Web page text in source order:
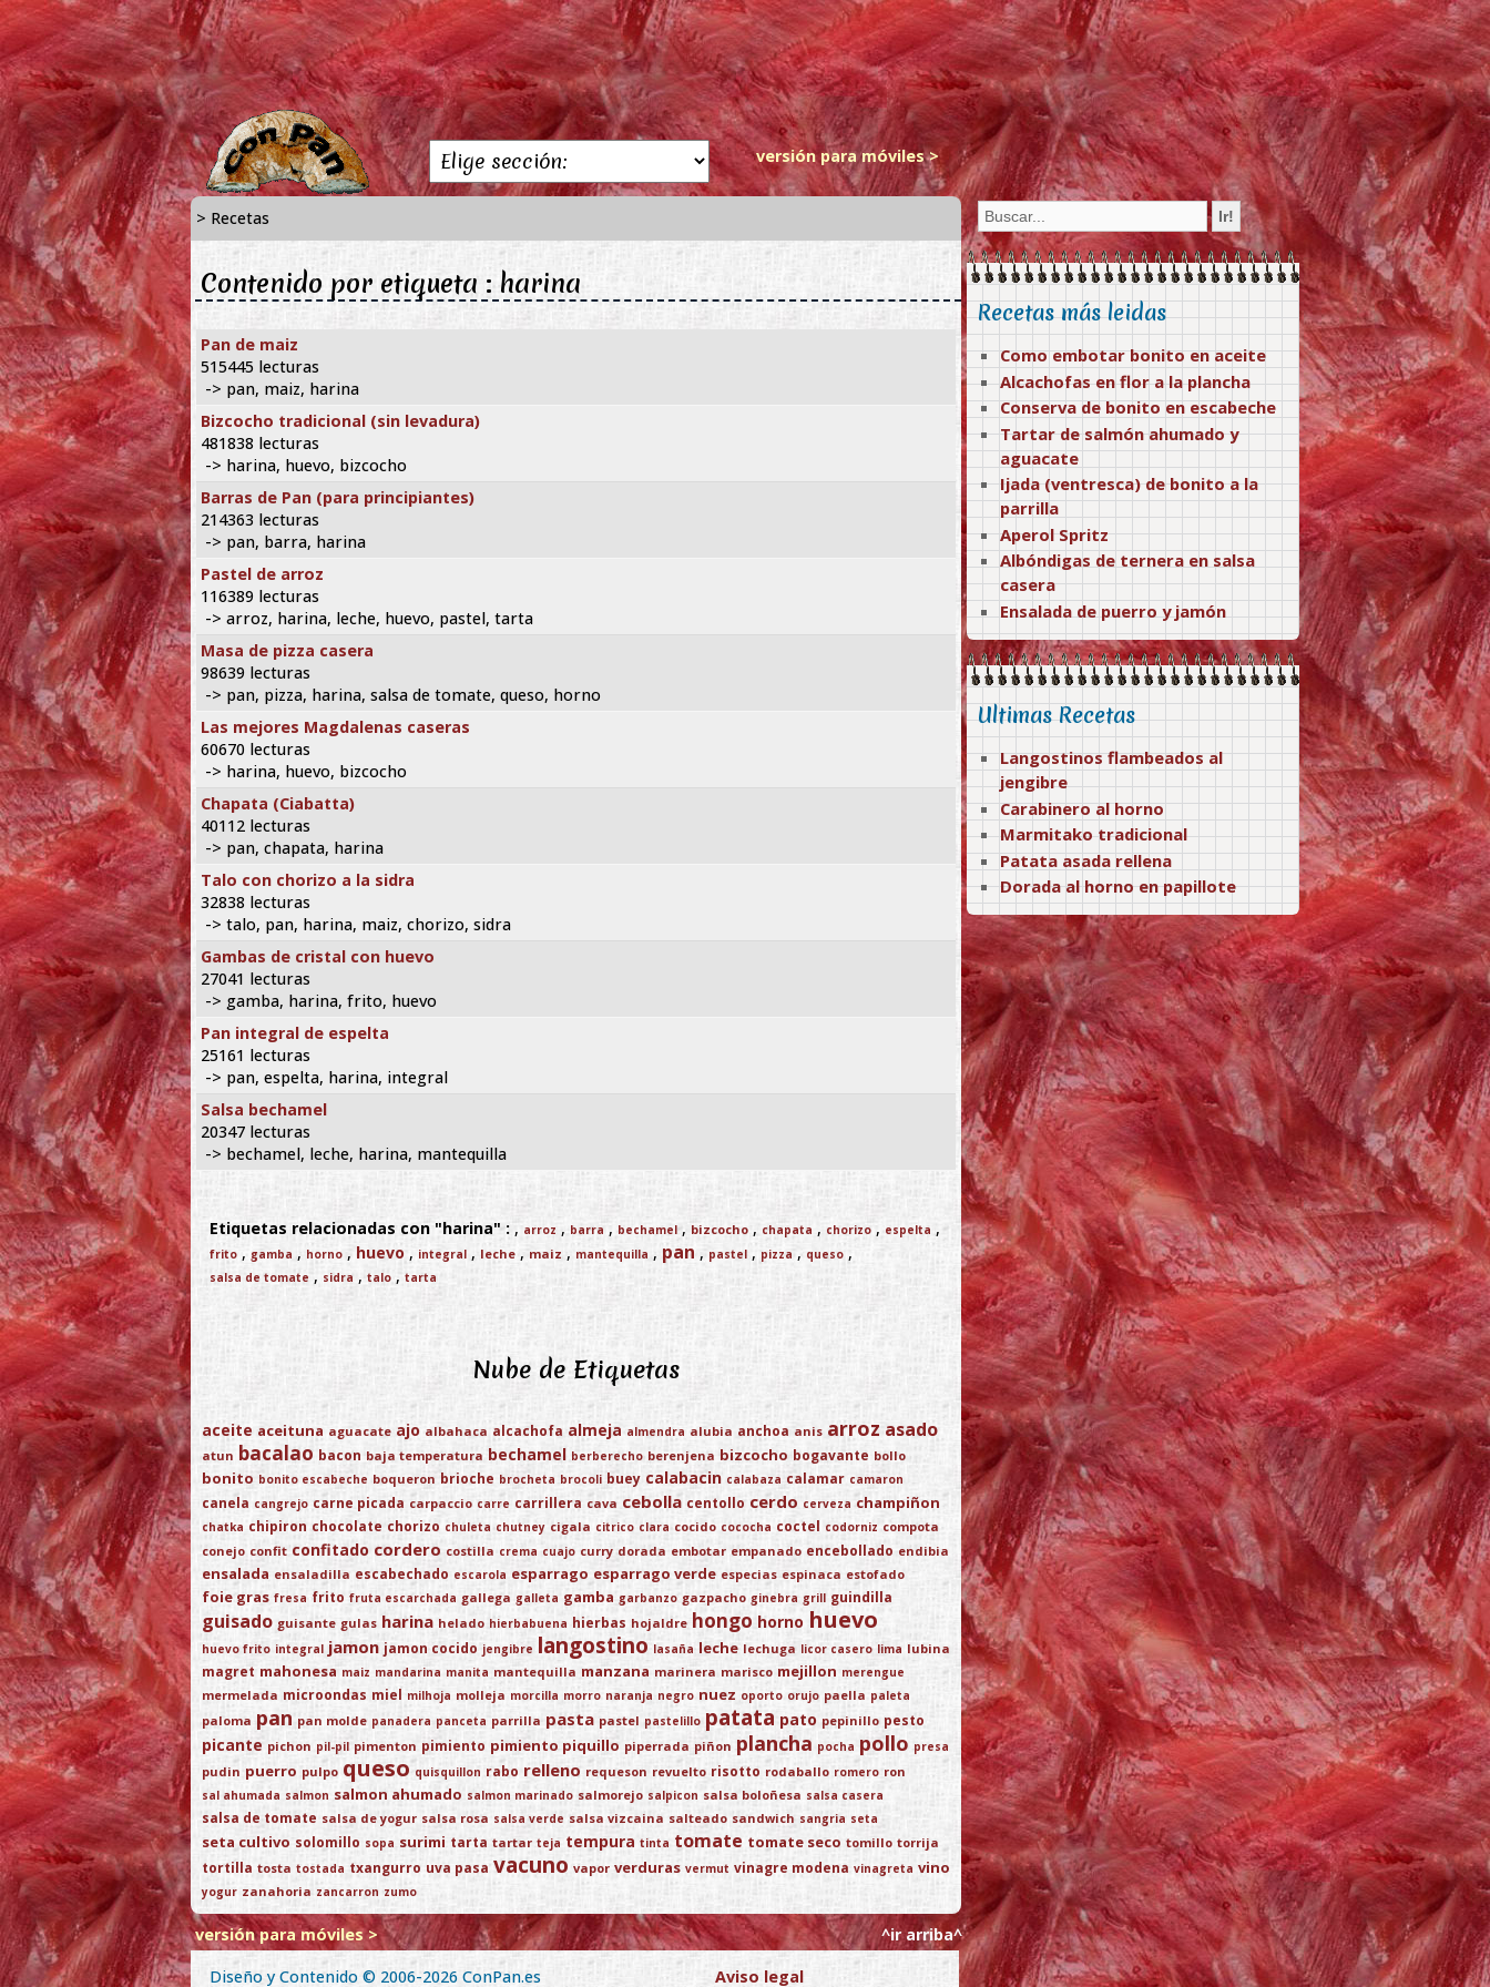
versión para móviles >
> Recetas
Contenido por etiqueta : harina
Pan de maiz
515445 lecturas
-> pan, maiz, harina
Bizcocho tradicional (sin levadura)
481838 lecturas
-> harina, huevo, bizcocho
Barras de Pan (para principiantes)
214363 lecturas
-> pan, barra, harina
Pastel de arroz
116389 lecturas
-> arroz, harina, leche, huevo, pastel, tarta
Masa de pizza casera
98639 lecturas
-> pan, pizza, harina, salsa de tomate, queso, horno
Las mejores Magdalenas caseras
60670 lecturas
-> harina, huevo, bizcocho
Chapata (Ciabatta)
40112 lecturas
-> pan, chapata, harina
Talo con chorizo a la sidra
32838 lecturas
-> talo, pan, harina, maiz, chorizo, sidra
Gambas de cristal con huevo
27041 lecturas
-> gamba, harina, frito, huevo
Pan integral de espelta
25161 lecturas
-> pan, espelta, harina, integral
Salsa bechamel
20347 lecturas
-> bechamel, leche, harina, mantequilla
Etiquetas relacionadas con "harina" : , arroz , barra , bechamel, bizcocho , chapata , chorizo, espelta ,
frito , gamba , horno , huevo , integral , leche , maiz , mantequilla , pan , pastel , pizza , queso ,
salsa de tomate , sidra ,talo ,tarta
Nube de Etiquetas
aceite aceituna aguacate ajo albahaca alcachofa almeja almendra alubia anchoa anis arroz asado
atun bacalao bacon baja temperatura bechamel berberecho berenjena bizcocho bogavante bollo
bonito bonito escabeche boqueron brioche brocheta brocoli buey calabacin calabaza calamar camaron
canela cangrejo carne picada carpaccio carre carrillera cava cebolla centollo cerdo cerveza champiñon
chatka chipiron chocolate chorizo chuleta chutney cigala citrico clara cocido cococha coctel codorniz compota
conejo confit confitado cordero costilla crema cuajo curry dorada embotar empanado encebollado endibia
ensalada ensaladilla escabechado escarola esparrago esparrago verde especias espinaca estofado
foie gras fresa frito fruta escarchada gallega galleta gamba garbanzo gazpacho ginebra grill guindilla
guisado guisante gulas harina helado hierbabuena hierbas hojaldre hongo horno huevo
huevo frito integral jamon jamon cocido jengibre langostino lasaña leche lechuga licor casero lima lubina
magret mahonesa maiz mandarina manita mantequilla manzana marinera marisco mejillon merengue
mermelada microondas miel milhoja molleja morcilla morro naranja negro nuez oporto orujo paella paleta
paloma pan pan molde panadera panceta parrilla pasta pastel pastelillo patata pato pepinillo pesto
picante pichon pil-pil pimenton pimiento pimiento piquillo piperrada piñon plancha pocha pollo presa
pudin puerro pulpo queso quisquillon rabo relleno requeson revuelto risotto rodaballo romero ron
sal ahumada salmon salmon ahumado salmon marinado salmorejo salpicon salsa boloñesa salsa casera
salsa de tomate salsa de yogur salsa rosa salsa verde salsa vizcaina salteado sandwich sangria seta
seta cultivo solomillo sopa surimi tarta tartar teja tempura tinta tomate tomate seco tomillo torrija
tortilla tosta tostada txangurro uva pasa vacuno vapor verduras vermut vinagre modena vinagreta vino
yogur zanahoria zancarron zumo
versión para móviles >
^ir arriba^
Diseño y Contenido © 2006-2026 ConPan.es Aviso legal
Recetas más leidas
Como embotar bonito en aceite
Alcachofas en flor a la plancha
Conserva de bonito en escabeche
Tartar de salmón ahumado y
aguacate
Ijada (ventresca) de bonito a la
parrilla
Aperol Spritz
Albóndigas de ternera en salsa
casera
Ensalada de puerro y jamón
Ultimas Recetas
Langostinos flambeados al
jengibre
Carabinero al horno
Marmitako tradicional
Patata asada rellena
Dorada al horno en papillote